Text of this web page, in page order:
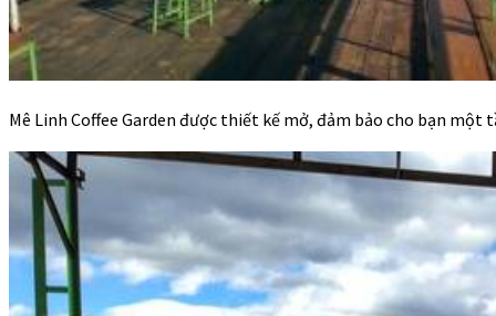
Mê Linh Coffee Garden được thiết kế mở, đảm bảo cho bạn một